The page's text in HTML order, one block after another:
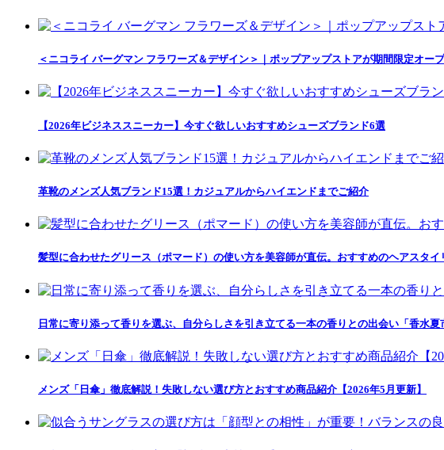
＜ニコライ バーグマン フラワーズ＆デザイン＞｜ポップアップストアが期間限定オー
【2026年ビジネススニーカー】今すぐ欲しいおすすめシューズブランド6選
革靴のメンズ人気ブランド15選！カジュアルからハイエンドまでご紹介
髪型に合わせたグリース（ポマード）の使い方を美容師が直伝。おすすめのヘアスタイ
日常に寄り添って香りを選ぶ、自分らしさを引き立てる一本の香りとの出会い「香水
メンズ「日傘」徹底解説！失敗しない選び方とおすすめ商品紹介【2026年5月更新】